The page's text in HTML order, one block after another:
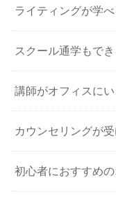
ライティングが学
スクール通学もで
講師がオフィスに
カウンセリングが
初心者におすすめ